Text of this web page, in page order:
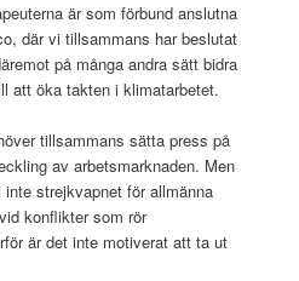
är som förbund anslutna
där vi tillsammans har beslutat
på många andra sätt bidra
att öka takten i klimatarbetet.
tillsammans sätta press på
av arbetsmarknaden. Men
strejkvapnet för allmänna
konflikter som rör
är det inte motiverat att ta ut